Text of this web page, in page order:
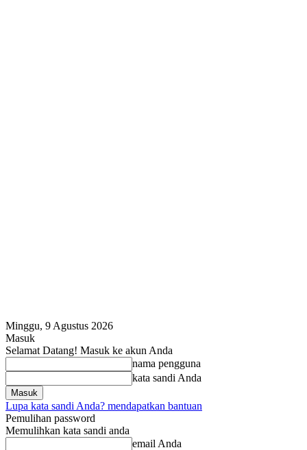
Minggu, 9 Agustus 2026
Masuk
Selamat Datang! Masuk ke akun Anda
nama pengguna
kata sandi Anda
Lupa kata sandi Anda? mendapatkan bantuan
Pemulihan password
Memulihkan kata sandi anda
email Anda